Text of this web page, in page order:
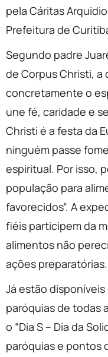
pela Cáritas
Prefeitura de
Segundo padre
de Corpus Christi, a
concretamente o
une fé, caridade e
Christi é a festa da
ninguém passe
espiritual. Por isso,
população para
favorecidos”. A
fiéis participem da
alimentos não
ações preparatórias.
Já estão
paróquias de todas
o “Dia S – Dia da
paróquias e pontos